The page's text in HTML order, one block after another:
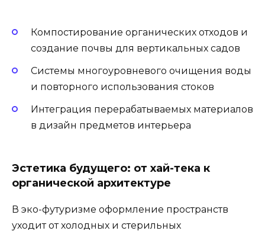
Компостирование органических отходов и
создание почвы для вертикальных садов
Системы многоуровневого очищения воды
и повторного использования стоков
Интеграция перерабатываемых материалов
в дизайн предметов интерьера
Эстетика будущего: от хай-тека к
органической архитектуре
В эко-футуризме оформление пространств
уходит от холодных и стерильных